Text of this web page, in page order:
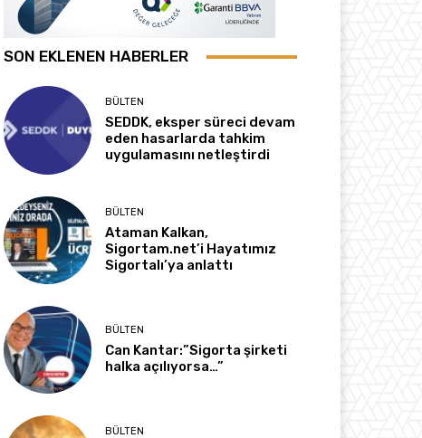
SON EKLENEN HABERLER
BÜLTEN
SEDDK, eksper süreci devam
eden hasarlarda tahkim
uygulamasını netleştirdi
BÜLTEN
Ataman Kalkan,
Sigortam.net’i Hayatımız
Sigortalı’ya anlattı
BÜLTEN
Can Kantar:”Sigorta şirketi
halka açılıyorsa…”
BÜLTEN